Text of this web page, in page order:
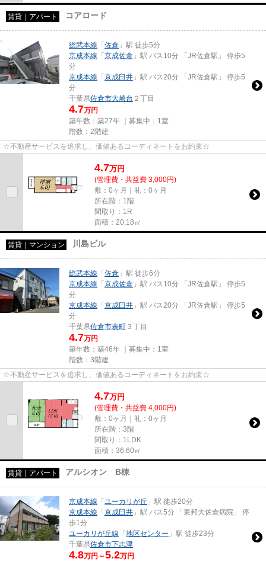
賃貸｜アパート コアロード
総武本線 「 佐倉 」駅 徒歩5分
京成本線 「 京成佐倉 」駅 バス10分 「JR佐倉駅」 停歩5
分
京成本線 「 京成臼井 」駅 バス20分 「JR佐倉駅」 停歩5
分
千葉県佐倉市大崎台 ２丁目
4.7万円
築年数：築27年 ｜募集中： 1室
階数：2階建
☆不動産サービスを追求し、価値あるコーディネートをお約束☆
4.7万円
(管理費・共益費 3,000円)
敷：0ヶ月｜礼：0ヶ月
所在階：1階
間取り：1R
面積：20.18㎡
賃貸｜マンション 川島ビル
総武本線 「 佐倉 」駅 徒歩6分
京成本線 「 京成佐倉 」駅 バス10分 「JR佐倉駅」 停歩5
分
京成本線 「 京成臼井 」駅 バス20分 「JR佐倉駅」 停歩5
分
千葉県佐倉市表町 ３丁目
4.7万円
築年数：築46年 ｜募集中： 1室
階数：3階建
☆不動産サービスを追求し、価値あるコーディネートをお約束☆
4.7万円
(管理費・共益費 4,000円)
敷：0ヶ月｜礼：0ヶ月
所在階：3階
間取り：1LDK
面積：36.60㎡
賃貸｜アパート アルシオン B棟
京成本線 「 ユーカリが丘 」駅 徒歩20分
京成本線 「 京成臼井 」駅 バス5分 「東邦大佐倉病院」 停
歩1分
ユーカリが丘線 「 地区センター 」駅 徒歩23分
千葉県佐倉市下志津
4.8万円～5.2万円